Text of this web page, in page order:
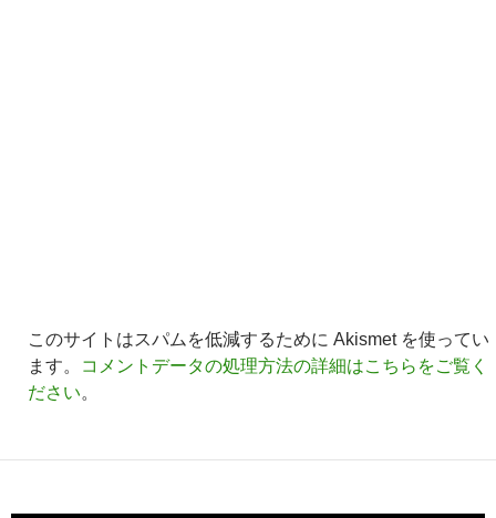
このサイトはスパムを低減するために Akismet を使ってい
ます。
コメントデータの処理方法の詳細はこちらをご覧く
ださい。